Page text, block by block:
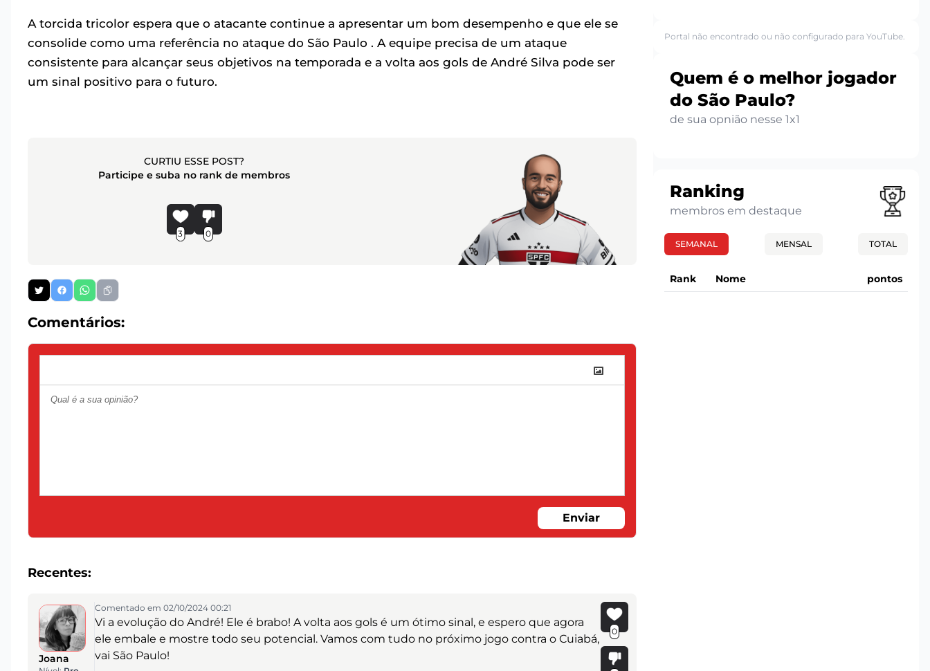
A torcida tricolor espera que o atacante continue a apresentar um bom desempenho e que ele se
consolide como uma referência no ataque do São Paulo . A equipe precisa de um ataque
consistente para alcançar seus objetivos na temporada e a volta aos gols de André Silva pode ser
um sinal positivo para o futuro.
CURTIU ESSE POST?
Participe e suba no rank de membros
3 0
Comentários:
Enviar
Recentes:
Joana
Comentado em 02/10/2024 00:21
Vi a evolução do André! Ele é brabo! A volta aos gols é um ótimo sinal, e espero que agora
ele embale e mostre todo seu potencial. Vamos com tudo no próximo jogo contra o Cuiabá,
vai São Paulo!
0
Portal não encontrado ou não configurado para YouTube.
Quem é o melhor jogador
do São Paulo?
de sua opnião nesse 1x1
Ranking
membros em destaque
SEMANAL MENSAL TOTAL
Rank Nome pontos